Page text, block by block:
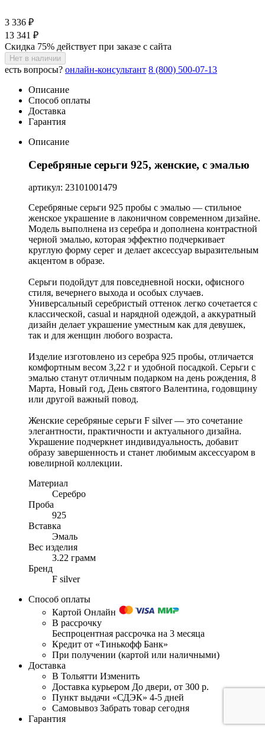
3 336 ₽
13 341 ₽
Скидка 75% действует при заказе с сайта
Нет в наличии
есть вопросы? онлайн-консультант 8 (800) 500-07-13
Описание
Способ оплаты
Доставка
Гарантия
Описание
Серебряные серьги 925, женские, с эмалью
артикул: 23101001479
Серебряные серьги 925 пробы с эмалью — стильное
женское украшение в лаконичном современном дизайне.
Модель выполнена из серебра и дополнена контрастной
черной эмалью, которая эффектно подчеркивает
круглую форму серег и делает аксессуар выразительным
акцентом в образе.
Серьги подойдут для повседневной носки, офисного
стиля, вечернего выхода и особых случаев.
Универсальный серебристый оттенок легко сочетается с
классической, casual и нарядной одеждой, а аккуратный
дизайн делает украшение уместным как для девушек,
так и для женщин любого возраста.
Изделие изготовлено из серебра 925 пробы, отличается
комфортным весом 3,22 г и удобной посадкой. Серьги с
эмалью станут отличным подарком на день рождения, 8
Марта, Новый год, День святого Валентина, годовщину
или другой важный повод.
Женские серебряные серьги F silver — это сочетание
элегантности, практичности и актуального дизайна.
Украшение подчеркнет индивидуальность, добавит
образу завершенность и станет любимым аксессуаром в
ювелирной коллекции.
Материал
Серебро
Проба
925
Вставка
Эмаль
Вес изделия
3.22 грамм
Бренд
F silver
Способ оплаты
Картой Онлайн
В рассрочку
Беспроцентная рассрочка на 3 месяца
Кредит от «Тинькофф Банк»
При получении (картой или наличными)
Доставка
В Тольятти Изменить
Доставка курьером До двери, от 300 р.
Пункт выдачи «СДЭК» 4-5 дней
Самовывоз Забрать товар сегодня
Гарантия